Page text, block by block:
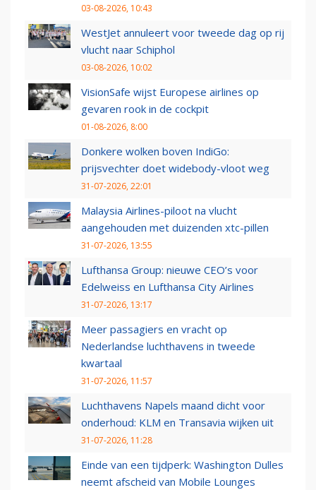
03-08-2026, 10:43
WestJet annuleert voor tweede dag op rij
vlucht naar Schiphol
03-08-2026, 10:02
VisionSafe wijst Europese airlines op
gevaren rook in de cockpit
01-08-2026, 8:00
Donkere wolken boven IndiGo:
prijsvechter doet widebody-vloot weg
31-07-2026, 22:01
Malaysia Airlines-piloot na vlucht
aangehouden met duizenden xtc-pillen
31-07-2026, 13:55
Lufthansa Group: nieuwe CEO’s voor
Edelweiss en Lufthansa City Airlines
31-07-2026, 13:17
Meer passagiers en vracht op
Nederlandse luchthavens in tweede
kwartaal
31-07-2026, 11:57
Luchthavens Napels maand dicht voor
onderhoud: KLM en Transavia wijken uit
31-07-2026, 11:28
Einde van een tijdperk: Washington Dulles
neemt afscheid van Mobile Lounges